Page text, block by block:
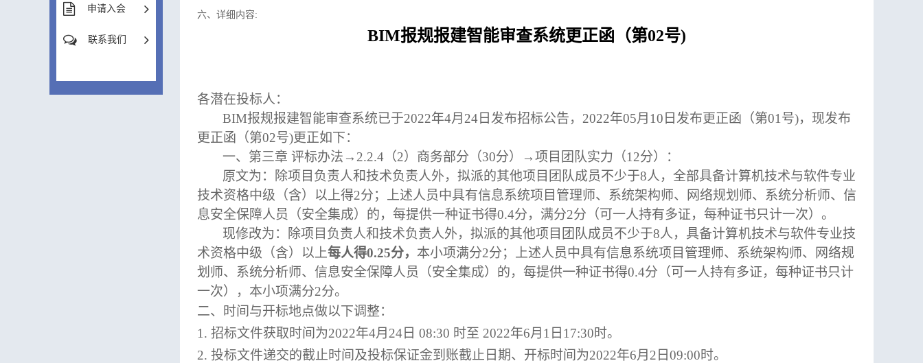
申请入会
联系我们
六、详细内容:
BIM报规报建智能审查系统更正函（第02号)
各潜在投标人：
BIM报规报建智能审查系统已于2022年4月24日发布招标公告，2022年05月10日发布更正函（第01号)，现发布
更正函（第02号)更正如下：
一、第三章 评标办法→2.2.4（2）商务部分（30分）→项目团队实力（12分）：
原文为：除项目负责人和技术负责人外，拟派的其他项目团队成员不少于8人，全部具备计算机技术与软件专业
技术资格中级（含）以上得2分；上述人员中具有信息系统项目管理师、系统架构师、网络规划师、系统分析师、信
息安全保障人员（安全集成）的，每提供一种证书得0.4分，满分2分（可一人持有多证，每种证书只计一次）。
现修改为：除项目负责人和技术负责人外，拟派的其他项目团队成员不少于8人，具备计算机技术与软件专业技
术资格中级（含）以上每人得0.25分， 本小项满分2分；上述人员中具有信息系统项目管理师、系统架构师、网络规
划师、系统分析师、信息安全保障人员（安全集成）的，每提供一种证书得0.4分（可一人持有多证，每种证书只计
一次），本小项满分2分。
二、时间与开标地点做以下调整：
1. 招标文件获取时间为2022年4月24日 08:30 时至 2022年6月1日17:30时。
2. 投标文件递交的截止时间及投标保证金到账截止日期、开标时间为2022年6月2日09:00时。